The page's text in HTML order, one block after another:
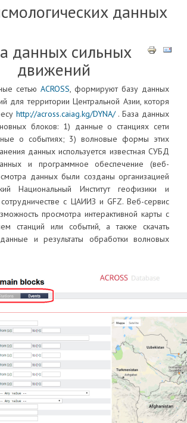
данных
данных сильных
движений
сетью ACROSS, формируют базу данных
для территории Центральной Азии, которя
http://across.caiag.kg/DYNA/. База данных
блоков: 1) данные о станциях сети
о событиях; 3) волновые формы этих
данных используется известная СУБД
и программное обеспечение (веб-
данных были созданы организацией
Национальный Институт геофизики и
сотрудничестве с ЦАИИЗ и GFZ. Веб-сервис
просмотра интерактивной карты с
станций или событий, а также скачать
и результаты обработки волновых